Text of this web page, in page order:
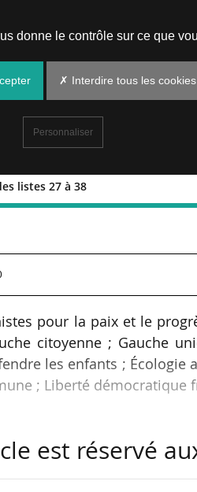
listes 27 à 38
mobilités des
pour la paix et le
citoyenne ; Gauche
les enfants ; Écologie
; Liberté démocratique
candidates aux
est réservé
donne le contrôle sur ce que
✗ Interdire tous les cookies
Personnaliser